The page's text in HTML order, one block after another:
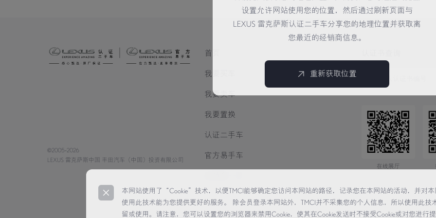
本网站使用了“Cookie”技术，以便TMCI能够确定您访问本网站的路径，记录您在本网站的活动，并对
使用此技术能为您提供更好的服务。 除会员登录本网站外，TMCI并不采集您的个人信息，所以使用此技
留或使用。请注意，您可以设置您的浏览器来禁用Cookie，使其在Cookie发送时不接受Cookie或对您进行
设置允许网站使用您的位置，然后通过刷新页面与
LEXUS 雷克萨斯认证二手车分享您的地理位置并获取离
您最近的经销商信息。
重新获取位置
©2005-2026
LEXUS 雷克萨斯中国 丰田汽车（中国）投资有限公司
首页
我要买车
我要卖车
我要置换
认证二手车
官方易手车
在线展厅